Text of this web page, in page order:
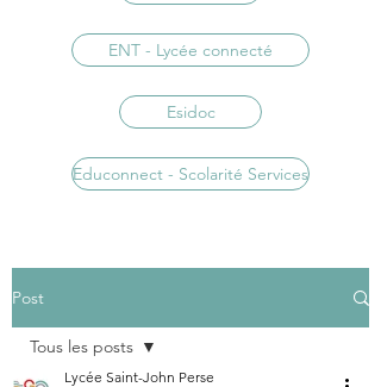
ENT - Lycée connecté
Esidoc
Educonnect - Scolarité Services
Post
Tous les posts
Lycée Saint-John Perse